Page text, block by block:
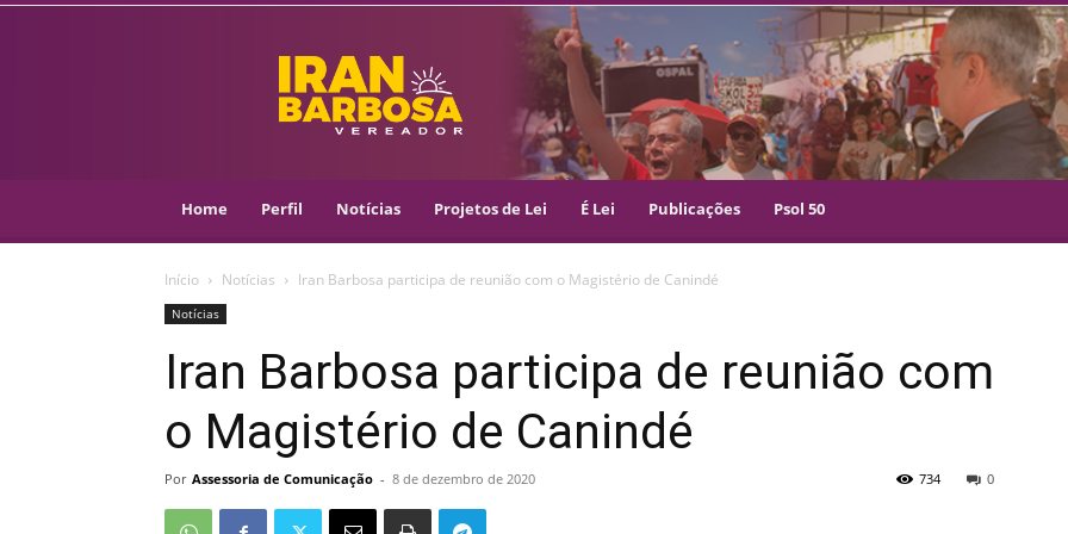
IRAN
BARBOSA
–
VEREADOR
–
Home Perfil Notícias Projetos de Lei É Lei Publicações Psol 50
Início Notícias Iran Barbosa participa de reunião com o Magistério de Canindé
Notícias
Iran Barbosa participa de reunião com
o Magistério de Canindé
Por Assessoria de Comunicação - 8 de dezembro de 2020 0
734